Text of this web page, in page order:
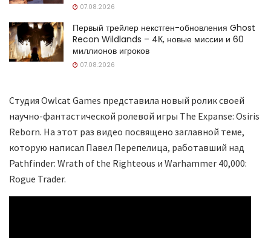
07.08.2026
Первый трейлер некстген-обновления Ghost
Recon Wildlands – 4К, новые миссии и 60
миллионов игроков
07.08.2026
Студия Owlcat Games представила новый ролик своей
научно-фантастической ролевой игры The Expanse: Osiris
Reborn. На этот раз видео посвящено заглавной теме,
которую написал Павел Перепелица, работавший над
Pathfinder: Wrath of the Righteous и Warhammer 40,000:
Rogue Trader.